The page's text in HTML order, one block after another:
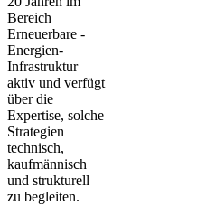
Bereich
Erneuerbare -
Energien-
Infrastruktur
aktiv und verfügt
über die
Expertise, solche
Strategien
technisch,
kaufmännisch
und strukturell
zu begleiten.